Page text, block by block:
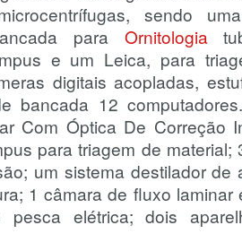
sendo
para Ornitologia
e um Leica, para
digitais acopladas,
bancada 12
Com Óptica De Correção
para triagem de
um sistema destilador de
1 câmara de fluxo
elétrica; dois